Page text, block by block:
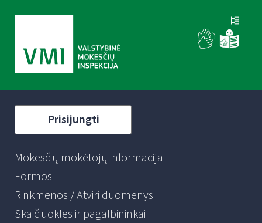
Prisijungti
Mokesčių mokėtojų informacija
Formos
Rinkmenos / Atviri duomenys
Skaičiuoklės ir pagalbininkai